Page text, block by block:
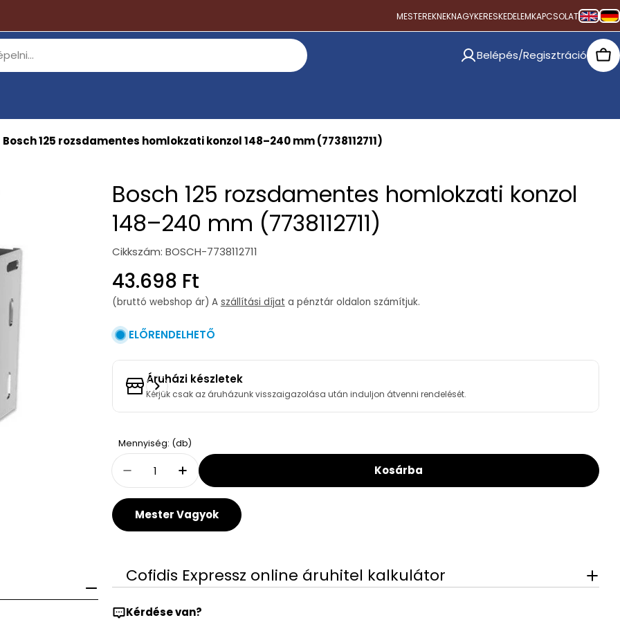
MESTEREKNEKNAGYKERESKEDELEMKAPCSOLAT
Belépés/Regisztráció
Bosch 125 rozsdamentes homlokzati konzol 148–240 mm (7738112711)
Bosch 125 rozsdamentes homlokzati konzol
148–240 mm (7738112711)
Cikkszám: BOSCH-7738112711
Regular
price
43.698 Ft
(bruttó webshop ár) A szállítási díjat a pénztár oldalon számítjuk.
ELŐRENDELHETŐ
Áruházi készletek
Kérjük csak az áruházunk visszaigazolása után induljon átvenni rendelését.
Mennyiség: (db)
Decrease Quantity For Bosch 125 Rozsdamentes Homlokzati Konzol
Increase Quantity For Bosch 125 Rozsdamentes Homlokzati Konzol
Kosárba
Mester Vagyok
Cofidis Expressz online áruhitel kalkulátor
Kérdése van?